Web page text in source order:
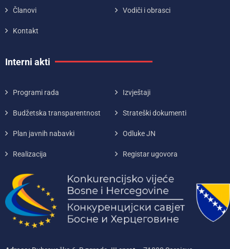
Članovi Vodiči i obrasci
Kontakt
Interni akti
Programi rada Izvještaji
Budžetska transparentnost Strateški dokumenti
Plan javnih nabavki Odluke JN
Realizacija Registar ugovora